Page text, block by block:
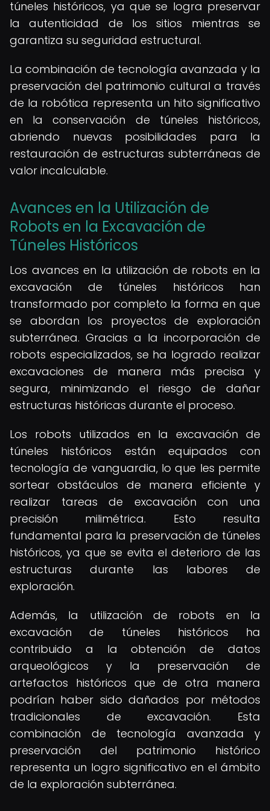
túneles históricos, ya que se logra preservar
la autenticidad de los sitios mientras se
garantiza su seguridad estructural.
La combinación de tecnología avanzada y la
preservación del patrimonio cultural a través
de la robótica representa un hito significativo
en la conservación de túneles históricos,
abriendo nuevas posibilidades para la
restauración de estructuras subterráneas de
valor incalculable.
Avances en la Utilización de
Robots en la Excavación de
Túneles Históricos
Los avances en la utilización de robots en la
excavación de túneles históricos han
transformado por completo la forma en que
se abordan los proyectos de exploración
subterránea. Gracias a la incorporación de
robots especializados, se ha logrado realizar
excavaciones de manera más precisa y
segura, minimizando el riesgo de dañar
estructuras históricas durante el proceso.
Los robots utilizados en la excavación de
túneles históricos están equipados con
tecnología de vanguardia, lo que les permite
sortear obstáculos de manera eficiente y
realizar tareas de excavación con una
precisión milimétrica. Esto resulta
fundamental para la preservación de túneles
históricos, ya que se evita el deterioro de las
estructuras durante las labores de
exploración.
Además, la utilización de robots en la
excavación de túneles históricos ha
contribuido a la obtención de datos
arqueológicos y la preservación de
artefactos históricos que de otra manera
podrían haber sido dañados por métodos
tradicionales de excavación. Esta
combinación de tecnología avanzada y
preservación del patrimonio histórico
representa un logro significativo en el ámbito
de la exploración subterránea.